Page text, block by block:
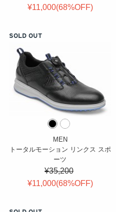
¥11,000(68%OFF)
SOLD OUT
MEN
トータルモーション リンクス スポ
ーツ
¥35,200
¥11,000(68%OFF)